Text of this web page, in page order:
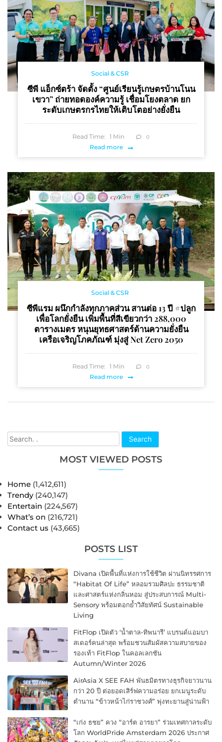
Search
MOST VIEWED POSTS
Home (1,412,611)
Trendy (240,147)
Entertain (224,567)
What’s on (216,721)
Contact us (43,665)
POSTS LIST
Divana เปิดพื้นที่แห่งการใช้ชีวิต ผ่านนิทรรศการ
“Habitat Of Life” หลอมรวมศิลปะ ธรรมชาติ
และศาสตร์แห่งกลิ่นหอม สู่ประสบการณ์ Multi-
Sensory พร้อมตอกย้ำวิสัยทัศน์ Sustainable
Living
FitFlop เปิดตัว ‘น้ำตาล-ทิพนารี’ แบรนด์แอมบา
สเดอร์คนล่าสุด พร้อมชวนสัมผัสความสบายของ
รองเท้า FitFlop ในคอลเลกชัน
Autumn/Winter 2026
AirAsia X SEE FAH พันธมิตรทางธุรกิจยาวนาน
กว่า 20 ปี ต่อยอดเสิร์ฟความอร่อย ยกเมนูระดับ
ตำนาน “ข้าวหน้าไก่ราชวงศ์” พุ่งทะยานสู่น่านฟ้า
“เก่ง ธชย” ควง “อาร์ต อารยา” ร่วมเทศกาลระดับ
โลก WorldPride Amsterdam 2026 ประกาศ
Social & CSR
ซีพี แอ็กซ์ตร้า จัดตั้ง “ศูนย์เรียนรู้เกษตรบ้านโนน
เขวา” ถ่ายทอดองค์ความรู้ เชื่อมโยงตลาด ยก
ระดับเกษตรกรไทยให้เติบโตอย่างยั่งยืน
Read Time: 1 Min 0
Read more
Social & CSR
ซีพีแรม ผนึกกำลังทุกภาคส่วน สานต่อ 13 ปี #ปลูก
เพื่อโลกยั่งยืน เพิ่มพื้นที่สีเขียวกว่า 288,000
ตารางเมตร หนุนยุทธศาสตร์ด้านความยั่งยืน
เครือเจริญโภคภัณฑ์ มุ่งสู่ Net Zero 2050
Read Time: 1 Min 0
Read more